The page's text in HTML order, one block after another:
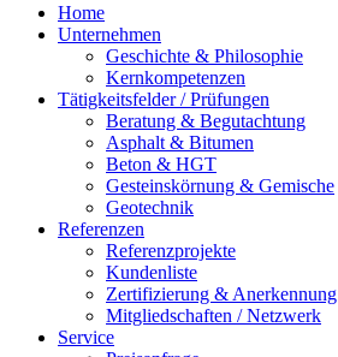
Home
Unternehmen
Geschichte & Philosophie
Kernkompetenzen
Tätigkeitsfelder / Prüfungen
Beratung & Begutachtung
Asphalt & Bitumen
Beton & HGT
Gesteinskörnung & Gemische
Geotechnik
Referenzen
Referenzprojekte
Kundenliste
Zertifizierung & Anerkennung
Mitgliedschaften / Netzwerk
Service